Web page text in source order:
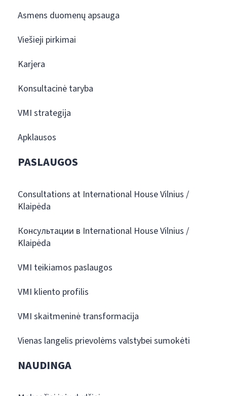
Asmens duomenų apsauga
Viešieji pirkimai
Karjera
Konsultacinė taryba
VMI strategija
Apklausos
PASLAUGOS
Consultations at International House Vilnius /
Klaipėda
Консультации в International House Vilnius /
Klaipėda
VMI teikiamos paslaugos
VMI kliento profilis
VMI skaitmeninė transformacija
Vienas langelis prievolėms valstybei sumokėti
NAUDINGA